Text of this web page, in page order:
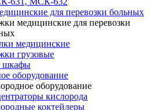
для перевозки больных
медицинские для перевозки
медицинские
грузовые
шкафы
оборудование
оборудование
кислорода
коктейлеры